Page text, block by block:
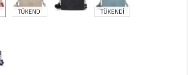
TÜKENDİ TÜKENDİ